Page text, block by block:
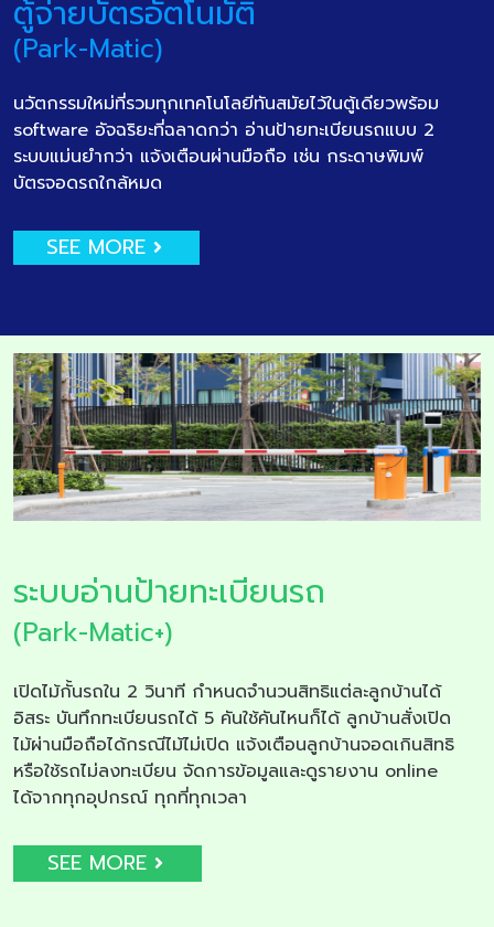
ตู้จ่ายบัตรอัตโนมัติ
(Park-Matic)
นวัตกรรมใหม่ที่รวมทุกเทคโนโลยีทันสมัยไว้ในตู้เดียวพร้อม
software อัจฉริยะที่ฉลาดกว่า อ่านป้ายทะเบียนรถแบบ 2
ระบบแม่นยำกว่า แจ้งเตือนผ่านมือถือ เช่น กระดาษพิมพ์
บัตรจอดรถใกล้หมด
SEE MORE
ระบบอ่านป้ายทะเบียนรถ
(Park-Matic+)
เปิดไม้กั้นรถใน 2 วินาที กำหนดจำนวนสิทธิแต่ละลูกบ้านได้
อิสระ บันทึกทะเบียนรถได้ 5 คันใช้คันไหนก็ได้ ลูกบ้านสั่งเปิด
ไม้ผ่านมือถือได้กรณีไม้ไม่เปิด แจ้งเตือนลูกบ้านจอดเกินสิทธิ
หรือใช้รถไม่ลงทะเบียน จัดการข้อมูลและดูรายงาน online
ได้จากทุกอุปกรณ์ ทุกที่ทุกเวลา
SEE MORE